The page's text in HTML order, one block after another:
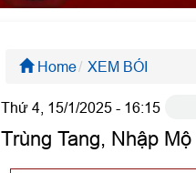
Home XEM BÓI
Thứ 4, 15/1/2025 - 16:15
Trùng Tang, Nhập